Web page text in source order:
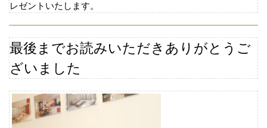
レゼントいたします。
最後までお読みいただきありがとうご
ざいました